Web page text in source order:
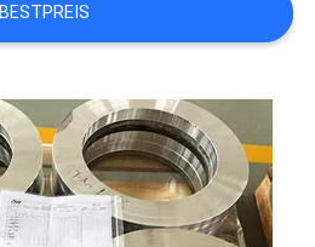
BESTPREIS